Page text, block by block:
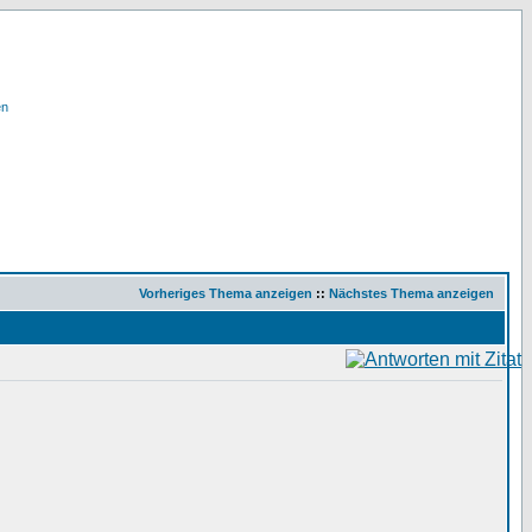
Vorheriges Thema anzeigen :: Nächstes Thema anzeigen